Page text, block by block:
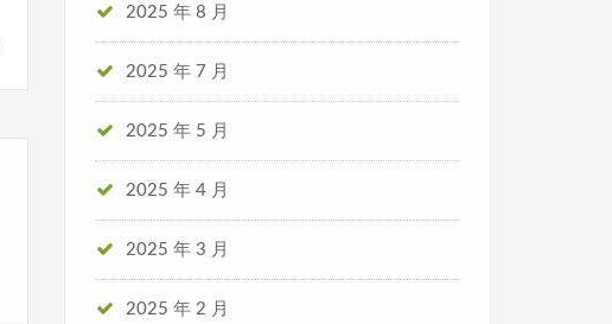
2025 年 8 月
2025 年 7 月
2025 年 5 月
2025 年 4 月
2025 年 3 月
2025 年 2 月